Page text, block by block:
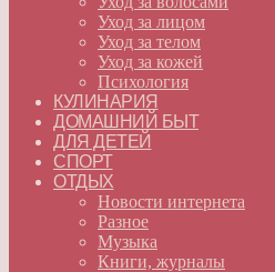
Уход за лицом
Уход за телом
Уход за кожей
Психология
КУЛИНАРИЯ
ДОМАШНИЙ БЫТ
ДЛЯ ДЕТЕЙ
СПОРТ
ОТДЫХ
Новости интернета
Разное
Музыка
Книги, журналы